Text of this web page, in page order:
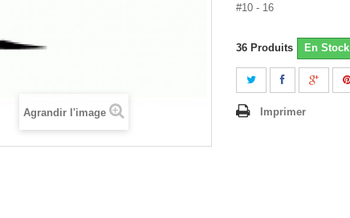
Agrandir l'image
#10 - 16
36 Produits En Stock
Imprimer